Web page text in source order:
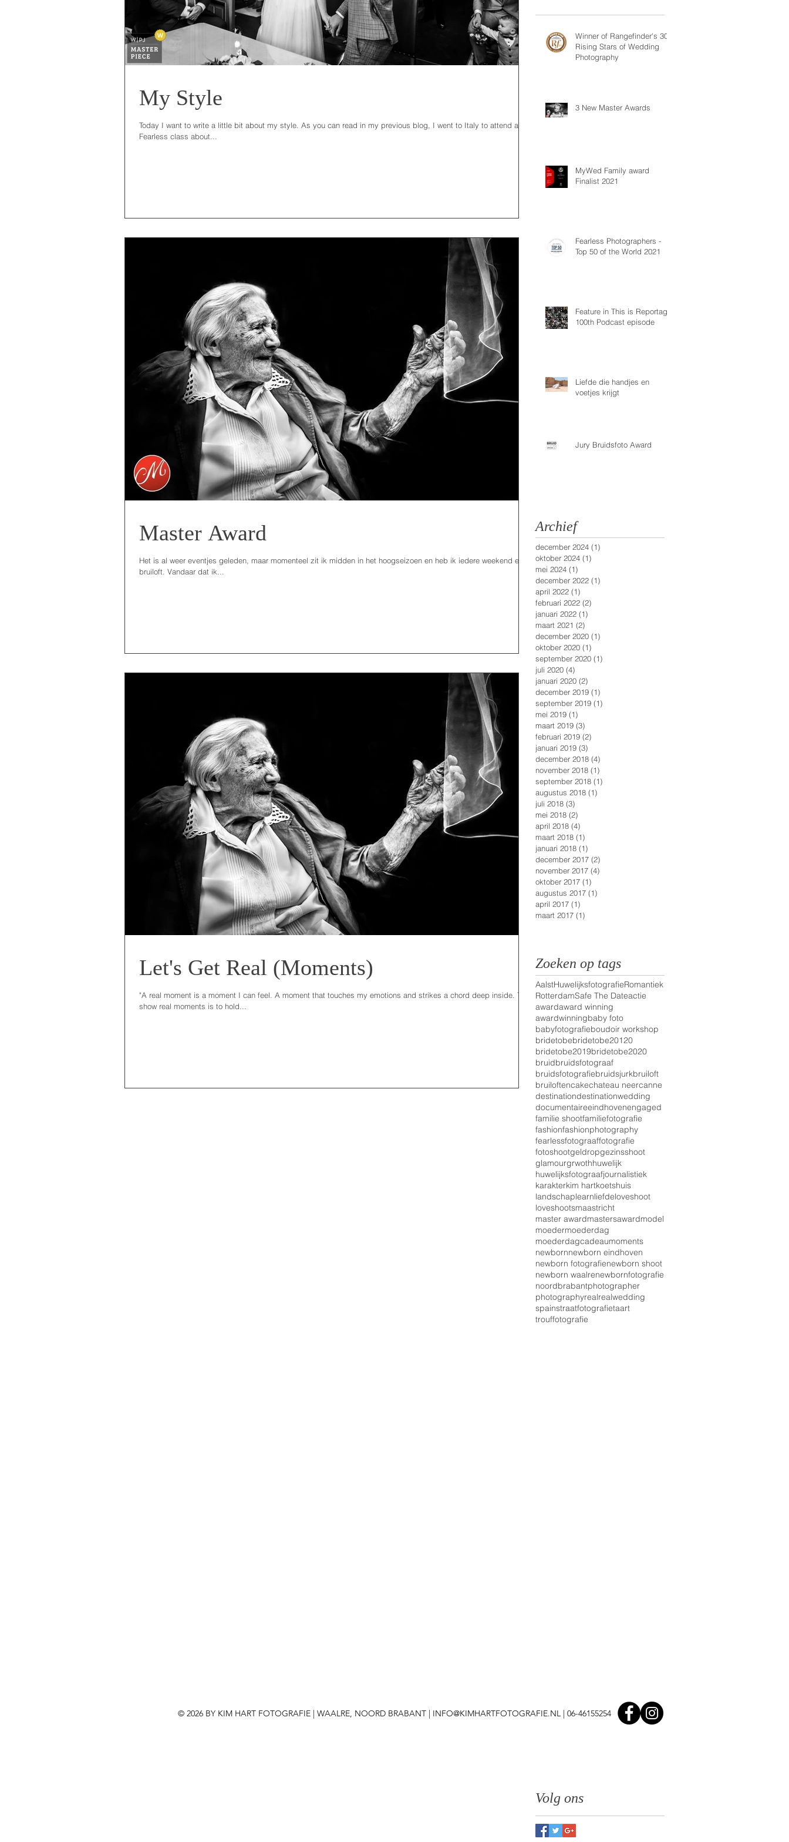
My Style
Today I want to write a little bit about my style. As you can read in my previous blog, I went to Italy to attend a
Fearless class about...
Master Award
Het is al weer eventjes geleden, maar momenteel zit ik midden in het hoogseizoen en heb ik iedere weekend een
bruiloft. Vandaar dat ik...
Let's Get Real (Moments)
"A real moment is a moment I can feel. A moment that touches my emotions and strikes a chord deep inside. To
show real moments is to hold...
Winner of Rangefinder's 30
Rising Stars of Wedding
Photography
3 New Master Awards
MyWed Family award
Finalist 2021
Fearless Photographers -
Top 50 of the World 2021
Feature in This is Reportage
100th Podcast episode
Liefde die handjes en
voetjes krijgt
Jury Bruidsfoto Award
Archief
december 2024 (1)
oktober 2024 (1)
mei 2024 (1)
december 2022 (1)
april 2022 (1)
februari 2022 (2)
januari 2022 (1)
maart 2021 (2)
december 2020 (1)
oktober 2020 (1)
september 2020 (1)
juli 2020 (4)
januari 2020 (2)
december 2019 (1)
september 2019 (1)
mei 2019 (1)
maart 2019 (3)
februari 2019 (2)
januari 2019 (3)
december 2018 (4)
november 2018 (1)
september 2018 (1)
augustus 2018 (1)
juli 2018 (3)
mei 2018 (2)
april 2018 (4)
maart 2018 (1)
januari 2018 (1)
december 2017 (2)
november 2017 (4)
oktober 2017 (1)
augustus 2017 (1)
april 2017 (1)
maart 2017 (1)
Zoeken op tags
AalstHuwelijksfotografieRomantiek
RotterdamSafe The Dateactie
awardaward winning
awardwinningbaby foto
babyfotografieboudoir workshop
bridetobebridetobe20120
bridetobe2019bridetobe2020
bruidbruidsfotograaf
bruidsfotografiebruidsjurkbruiloft
bruiloftencakechateau neercanne
destinationdestinationwedding
documentaireeindhovenengaged
familie shootfamiliefotografie
fashionfashionphotography
fearlessfotograaffotografie
fotoshootgeldropgezinsshoot
glamourgrwothhuwelijk
huwelijksfotograafjournalistiek
karakterkim hartkoetshuis
landschaplearnliefdeloveshoot
loveshootsmaastricht
master awardmastersawardmodel
moedermoederdag
moederdagcadeaumoments
newbornnewborn eindhoven
newborn fotografienewborn shoot
newborn waalrenewbornfotografie
noordbrabantphotographer
photographyrealrealwedding
spainstraatfotografietaart
trouffotografie
Volg ons
© 2026 BY KIM HART FOTOGRAFIE | WAALRE, NOORD BRABANT | INFO@KIMHARTFOTOGRAFIE.NL | 06-46155254